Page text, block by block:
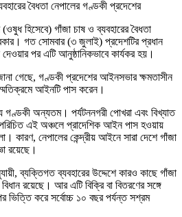
(ওষুধ হিসেবে) গাঁজা চাষ ও ব্যবহারের বৈধতা
গত সোমবার (৩ জুলাই) প্রদেশটির প্রধান
পর এটি আনুষ্ঠানিকভাবে কার্যকর হয়।
গেছে, গণ্ডকী প্রদেশের আইনসভার ক্ষমতাসীন
আইনটি পাস করেন।
গণ্ডকী অন্যতম। পর্যটননগরী পোখরা এবং বিখ্যাত
এই অঞ্চলে প্রাদেশিক আইন পাস হওয়ায়
কারণ, নেপালের কেন্দ্রীয় আইনে সারা দেশে গাঁজা
রয়েছে।
ব্যক্তিগত ব্যবহারের উদ্দেশে কারও কাছে গাঁজা
রয়েছে। আর এটি বিক্রি বা বিতরণের সঙ্গে
ভিত্তি করে সর্বোচ্চ ১০ বছর পর্যন্ত সশ্রম